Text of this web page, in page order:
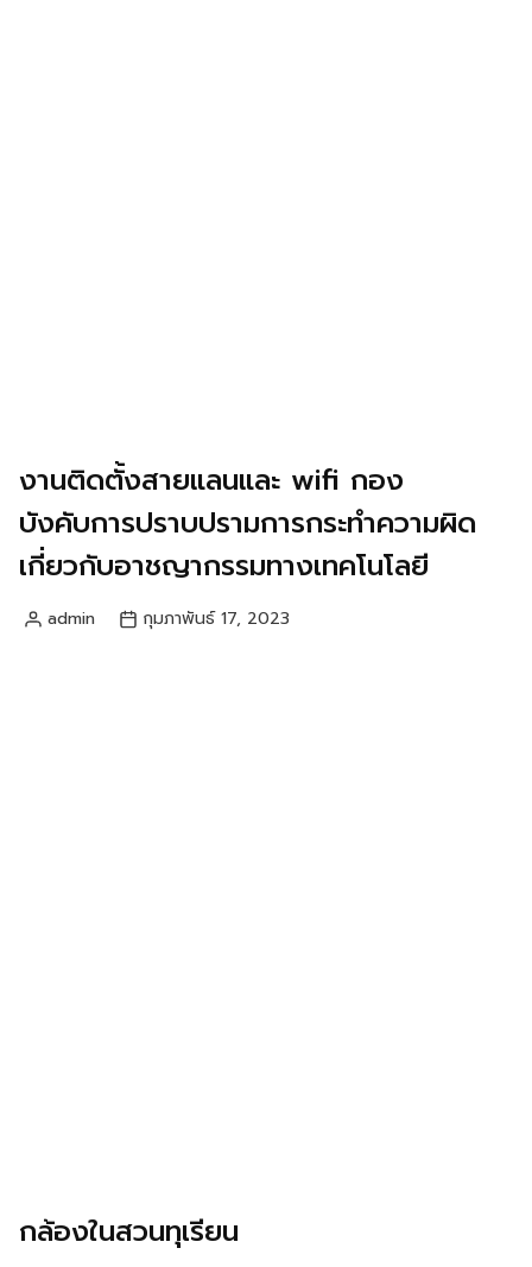
งานติดตั้งสายแลนและ wifi กอง
บังคับการปราบปรามการกระทำความผิด
เกี่ยวกับอาชญากรรมทางเทคโนโลยี
admin กุมภาพันธ์ 17, 2023
กล้องในสวนทุเรียน